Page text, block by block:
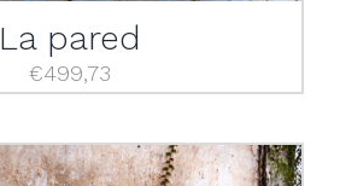
La pared
€499,73